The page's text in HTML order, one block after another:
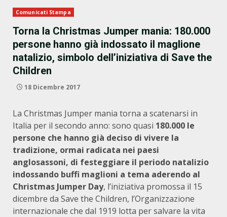
Comunicati Stampa
Torna la Christmas Jumper mania: 180.000
persone hanno già indossato il maglione
natalizio, simbolo dell’iniziativa di Save the
Children
18 Dicembre 2017
La Christmas Jumper mania torna a scatenarsi in
Italia per il secondo anno: sono quasi 180.000 le
persone che hanno già deciso di vivere la
tradizione, ormai radicata nei paesi
anglosassoni, di festeggiare il periodo natalizio
indossando buffi maglioni a tema aderendo al
Christmas Jumper Day, l’iniziativa promossa il 15
dicembre da Save the Children, l’Organizzazione
internazionale che dal 1919 lotta per salvare la vita